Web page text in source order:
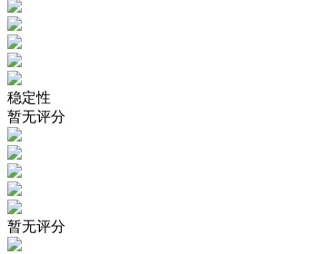
稳定性
暂无评分
暂无评分